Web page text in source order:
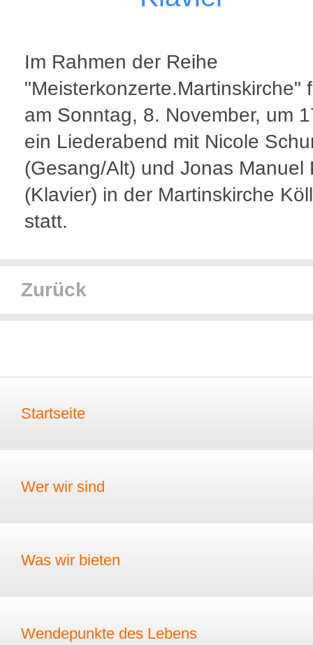
Im Rahmen der Reihe
"Meisterkonzerte.Martinskirche"
am Sonntag, 8. November, um
ein Liederabend mit Nicole
(Gesang/Alt) und Jonas Manuel
(Klavier) in der Martinskirche
statt.
Zurück
Startseite
Wer wir sind
Was wir bieten
Wendepunkte des Lebens